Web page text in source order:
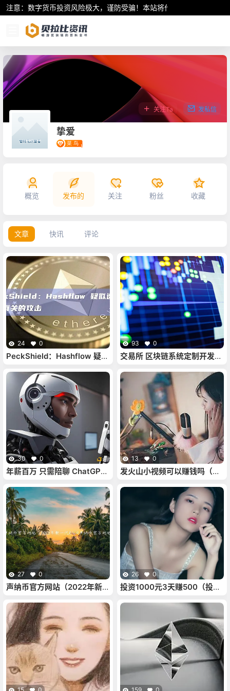
注意：数字货币投资风险极大，谨防受骗！本站将作为行业资讯共享
挚爱
关注Ta 发私信
概览 发布的 关注 粉丝 收藏
文章 快讯 评论
24 0
PeckShield：Hashflow 疑似
93 0
交易所 区块链系统定制开发公
30 0
年薪百万 只需陪聊 ChatGPT
13 0
发火山小视频可以赚钱吗（火
27 0
声纳币官方网站（2022年新一
26 0
投资1000元3天赚500（投资
软）